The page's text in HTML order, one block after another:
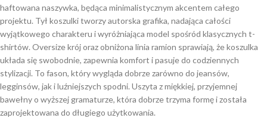
haftowana naszywka, będąca minimalistycznym akcentem całego
projektu. Tył koszulki tworzy autorska grafika, nadająca całości
wyjątkowego charakteru i wyróżniająca model spośród klasycznych t-
shirtów. Oversize krój oraz obniżona linia ramion sprawiają, że koszulka
układa się swobodnie, zapewnia komfort i pasuje do codziennych
stylizacji. To fason, który wygląda dobrze zarówno do jeansów,
legginsów, jak i luźniejszych spodni. Uszyta z miękkiej, przyjemnej
bawełny o wyższej gramaturze, która dobrze trzyma formę i została
zaprojektowana do długiego użytkowania.